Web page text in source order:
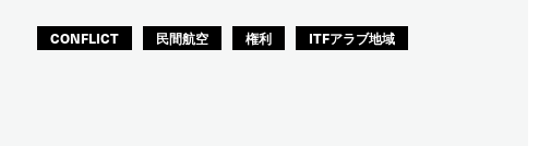
CONFLICT 民間航空 権利 ITFアラブ地域